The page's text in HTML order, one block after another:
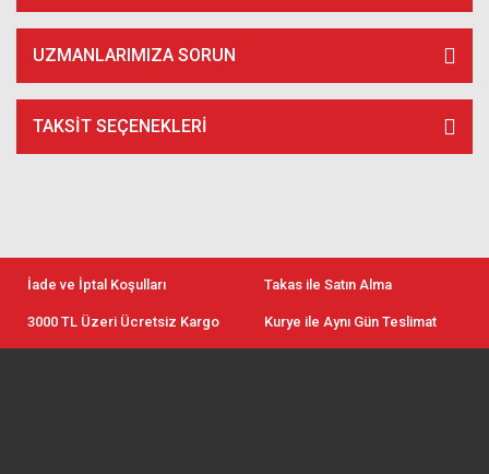
UZMANLARIMIZA SORUN
TAKSIT SEÇENEKLERI
İade ve İptal Koşulları Takas ile Satın Alma
3000 TL Üzeri Ücretsiz Kargo Kurye ile Aynı Gün Teslimat